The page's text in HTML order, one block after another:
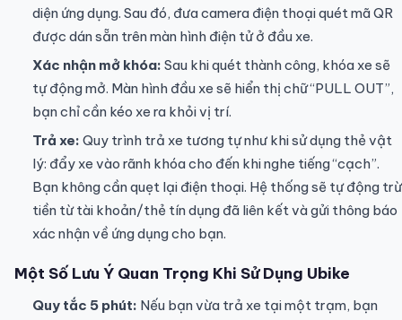
diện ứng dụng. Sau đó, đưa camera điện thoại quét mã QR
được dán sẵn trên màn hình điện tử ở đầu xe.
Xác nhận mở khóa: Sau khi quét thành công, khóa xe sẽ
tự động mở. Màn hình đầu xe sẽ hiển thị chữ “PULL OUT”,
bạn chỉ cần kéo xe ra khỏi vị trí.
Trả xe: Quy trình trả xe tương tự như khi sử dụng thẻ vật
lý: đẩy xe vào rãnh khóa cho đến khi nghe tiếng “cạch”.
Bạn không cần quẹt lại điện thoại. Hệ thống sẽ tự động trừ
tiền từ tài khoản/thẻ tín dụng đã liên kết và gửi thông báo
xác nhận về ứng dụng cho bạn.
Một Số Lưu Ý Quan Trọng Khi Sử Dụng Ubike
Quy tắc 5 phút: Nếu bạn vừa trả xe tại một trạm, bạn